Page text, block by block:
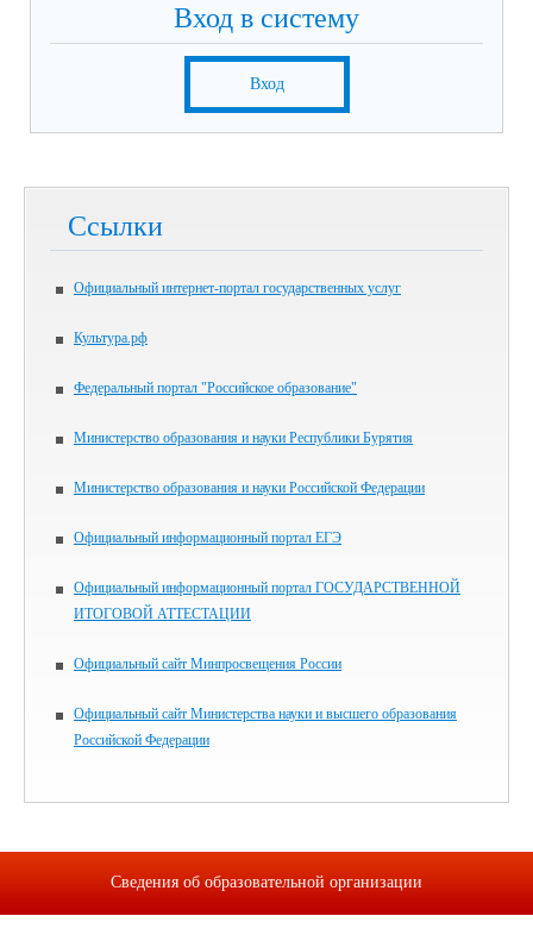
Вход в систему
Вход
Ссылки
Официальный интернет-портал государственных услуг
Культура.рф
Федеральный портал "Российское образование"
Министерство образования и науки Республики Бурятия
Министерство образования и науки Российской Федерации
Официальный информационный портал ЕГЭ
Официальный информационный портал ГОСУДАРСТВЕННОЙ
ИТОГОВОЙ АТТЕСТАЦИИ
Официальный сайт Минпросвещения России
Официальный сайт Министерства науки и высшего образования
Российской Федерации
Сведения об образовательной организации